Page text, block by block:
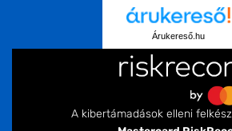
Árukereső.hu
A kibertámadások elleni